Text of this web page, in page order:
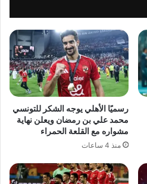
رسميًا الأهلي يوجه الشكر للتونسي
محمد علي بن رمضان ويعلن نهاية
مشواره مع القلعة الحمراء
منذ 4 ساعات